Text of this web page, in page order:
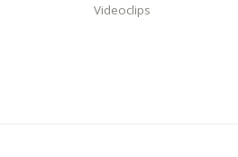
Videoclips